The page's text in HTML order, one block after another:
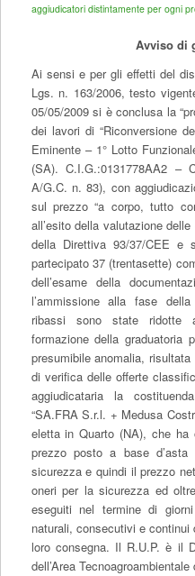
aggiudicatori distintamente per ogni
Avviso di
Ai sensi e per gli effetti del
Lgs. n. 163/2006, testo
05/05/2009 si è conclusa la
dei lavori di “Riconversione
Eminente – 1° Lotto
(SA). C.I.G.:0131778AA2 –
A/G.C. n. 83), con
sul prezzo “a corpo, tutto
all’esito della valutazione
della Direttiva 93/37/CEE
partecipato 37 (trentasette)
dell’esame della
l’ammissione alla fase
ribassi sono state ridotte
formazione della graduatoria
presumibile anomalia,
di verifica delle offerte
aggiudicataria la
“SA.FRA S.r.l. + Medusa
eletta in Quarto (NA), che
prezzo posto a base
sicurezza e quindi il prezzo
oneri per la sicurezza ed
eseguiti nel termine di
naturali, consecutivi e
loro consegna. Il R.U.P. è il
dell’Area